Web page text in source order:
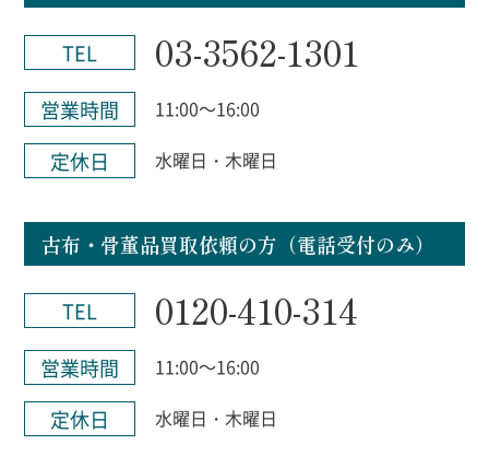
TEL 03-3562-1301
営業時間 11:00～16:00
定休日 水曜日・木曜日
古布・骨董品買取依頼の方（電話受付のみ）
TEL 0120-410-314
営業時間 11:00～16:00
定休日 水曜日・木曜日